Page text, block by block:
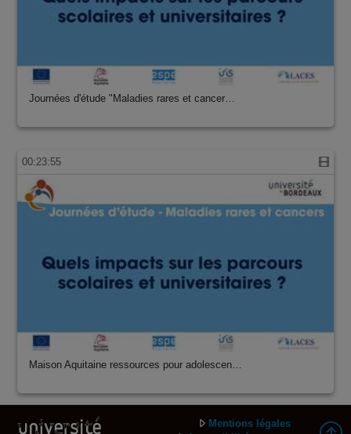
Journées d'étude "Maladies rares et cancer…
00:23:55
Maison Aquitaine ressources pour adolescen…
Mentions légales